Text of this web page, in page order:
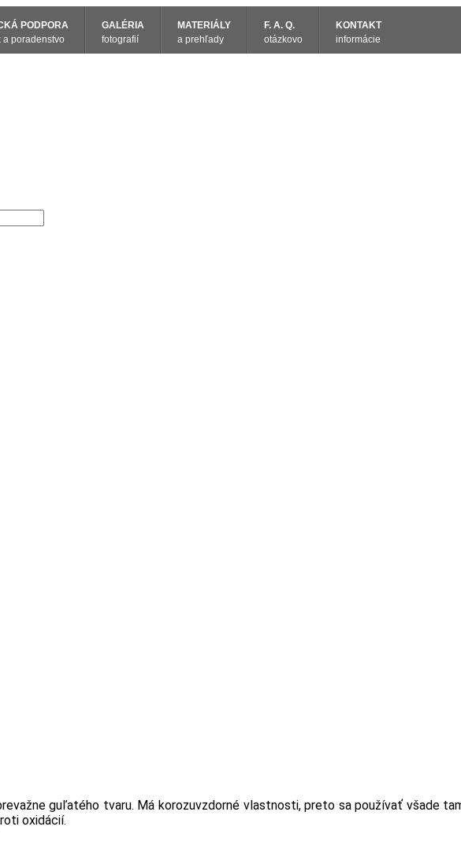
PODPORA
a poradenstvo
GALÉRIA
fotografií
MATERIÁLY
a prehľady
F. A. Q.
otázkovo
KONTAKT
informácie
guľatého tvaru. Má korozuvzdorné vlastnosti, preto sa používať všade
oxidácií.